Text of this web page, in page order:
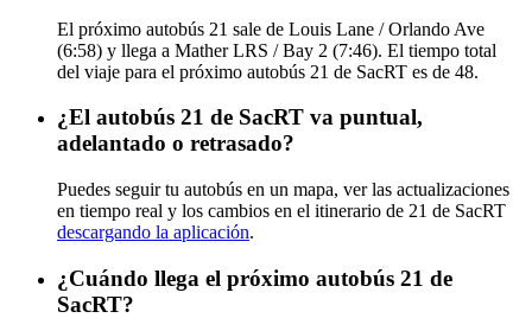
El próximo autobús 21 sale de Louis Lane / Orlando Ave
(6:58) y llega a Mather LRS / Bay 2 (7:46). El tiempo total
del viaje para el próximo autobús 21 de SacRT es de 48.
¿El autobús 21 de SacRT va puntual,
adelantado o retrasado?
Puedes seguir tu autobús en un mapa, ver las actualizaciones
en tiempo real y los cambios en el itinerario de 21 de SacRT
descargando la aplicación.
¿Cuándo llega el próximo autobús 21 de
SacRT?